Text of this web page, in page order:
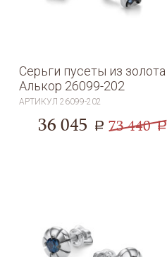
Серьги пусеты из золота
Алькор 26099-202
АРТИКУЛ26099-202
36 045 a 73 440 a